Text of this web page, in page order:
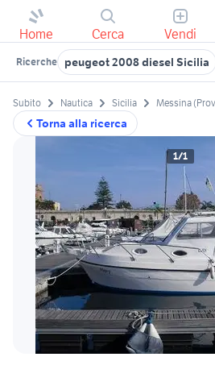
Home Cerca Vendi
Ricerche peugeot 2008 diesel Sicilia
Torna alla ricerca
Subito Nautica Sicilia Messina
1/1